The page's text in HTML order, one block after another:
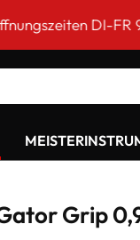
DI-FR 9 bis 18
Grip